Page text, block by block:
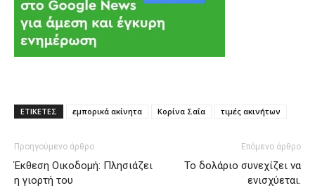
ΕΤΙΚΕΤΕΣ εμπορικά ακίνητα Κορίνα Σαΐα τιμές ακινήτων
Προηγούμενο άρθρο
Έκθεση Οικοδομή: Πλησιάζει
η γιορτή του
Επόμενο άρθρο
Το δολάριο συνεχίζει να
ενισχύεται.